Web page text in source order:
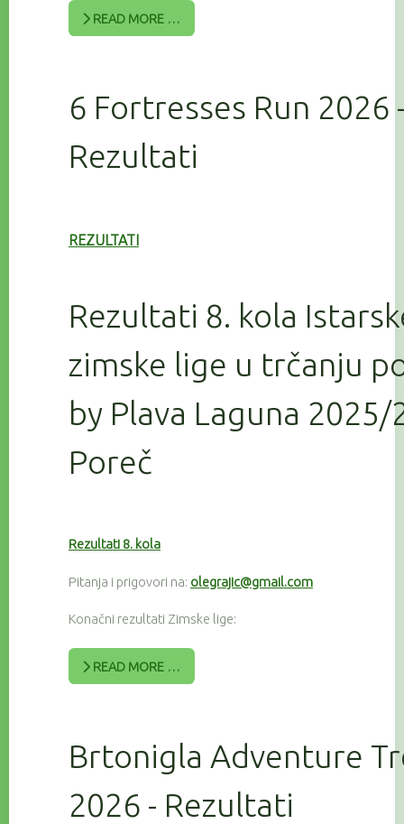
READ MORE …
6 Fortresses Run 2026
Rezultati
REZULTATI
Rezultati 8. kola
zimske lige u trčanju
by Plava Laguna 2025/
Poreč
Rezultati 8. kola
Pitanja i prigovori na: olegrajic@gmail.com
Konačni rezultati Zimske lige:
READ MORE …
Brtonigla Adventure
2026 - Rezultati